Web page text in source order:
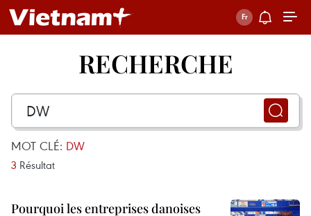
RECHERCHE
MOT CLÉ: DW
3 Résultat
Pourquoi les entreprises danoises